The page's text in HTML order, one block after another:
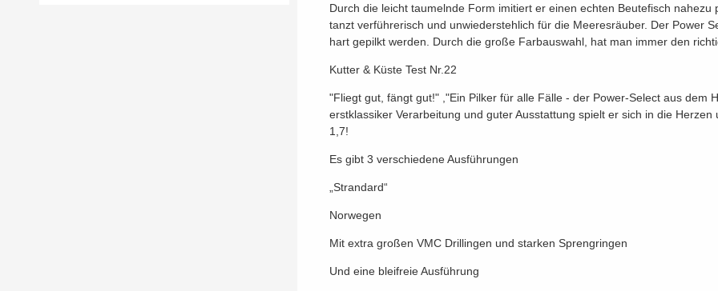
Durch die leicht taumelnde Form imitiert er einen echten Beutefisch
tanzt verführerisch und unwiederstehlich für die Meeresräuber. Der Power
hart gepilkt werden. Durch die große Farbauswahl, hat man immer den
Kutter & Küste Test Nr.22
"Fliegt gut, fängt gut!" ,"Ein Pilker für alle Fälle - der Power-Select aus dem
erstklassiker Verarbeitung und guter Ausstattung spielt er sich in die
1,7!
Es gibt 3 verschiedene Ausführungen
„Strandard“
Norwegen
Mit extra großen VMC Drillingen und starken Sprengringen
Und eine bleifreie Ausführung